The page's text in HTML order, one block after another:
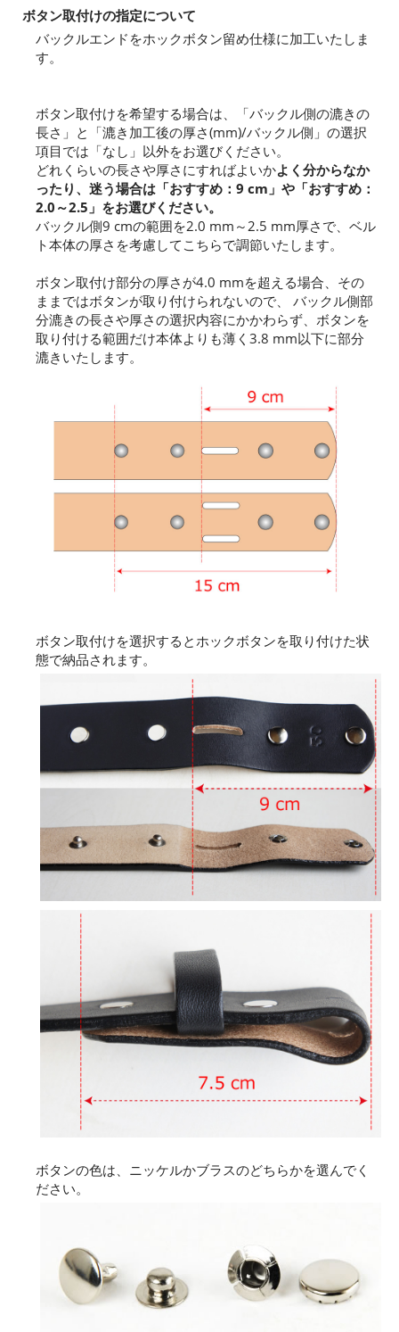
ボタン取付けの指定について
バックルエンドをホックボタン留め仕様に加工いたしま
す。
ボタン取付けを希望する場合は、「バックル側の漉きの
長さ」と「漉き加工後の厚さ(mm)/バックル側」の選択
項目では「なし」以外をお選びください。
どれくらいの長さや厚さにすればよいかよく分からなか
ったり、迷う場合は「おすすめ：9 cm」や「おすすめ：
2.0～2.5」をお選びください。
バックル側9 cmの範囲を2.0 mm～2.5 mm厚さで、ベル
ト本体の厚さを考慮してこちらで調節いたします。
ボタン取付け部分の厚さが4.0 mmを超える場合、その
ままではボタンが取り付けられないので、 バックル側部
分漉きの長さや厚さの選択内容にかかわらず、ボタンを
取り付ける範囲だけ本体よりも薄く3.8 mm以下に部分
漉きいたします。
ボタン取付けを選択するとホックボタンを取り付けた状
態で納品されます。
ボタンの色は、ニッケルかブラスのどちらかを選んでく
ださい。